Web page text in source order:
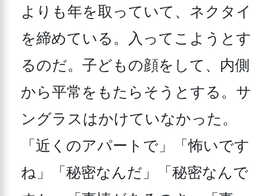
よりも年を取っていて、ネクタイ
を締めている。入ってこようとす
るのだ。子どもの顔をして、内側
から平常をもたらそうとする。サ
ングラスはかけていなかった。
「近くのアパートで」「怖いです
ね」「秘密なんだ」「秘密なんで